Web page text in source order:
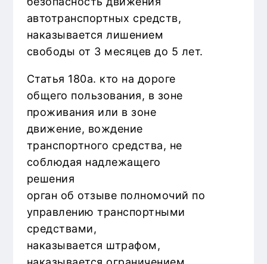
автотранспортных средств,
наказывается лишением
свободы от 3 месяцев до 5 лет.
Статья 180а. кто на дороге
общего пользования, в зоне
проживания или в зоне
движение, вождение
транспортного средства, не
соблюдая надлежащего
решения
орган об отзыве полномочий по
управлению транспортными
средствами,
наказывается штрафом,